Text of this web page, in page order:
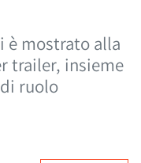
è mostrato alla
trailer, insieme
ruolo